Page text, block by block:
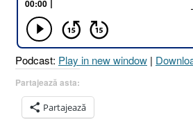
I
Ieremia
30.21]
Podcast: Play in new window |
Partajează asta:
Partajează